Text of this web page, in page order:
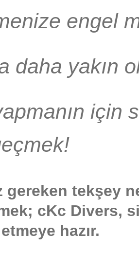
engel
daha yakın
için
gereken tekşey
cKc Divers,
hazır.